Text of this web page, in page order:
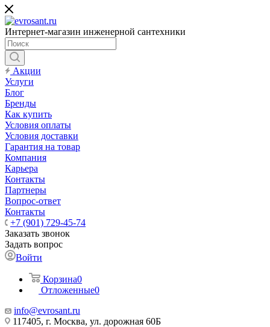
Интернет-магазин инженерной сантехники
Акции
Услуги
Блог
Бренды
Как купить
Условия оплаты
Условия доставки
Гарантия на товар
Компания
Карьера
Контакты
Партнеры
Вопрос-ответ
Контакты
+7 (901) 729-45-74
Заказать звонок
Задать вопрос
Войти
Корзина0
Отложенные0
info@evrosant.ru
117405, г. Москва, ул. дорожная 60Б